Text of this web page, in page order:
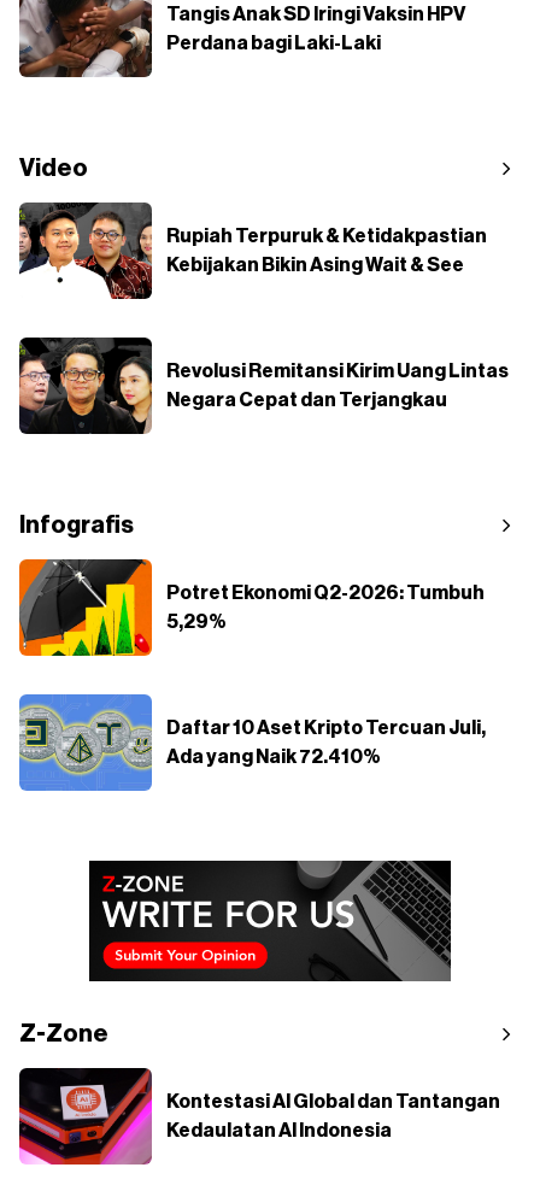
Tangis Anak SD Iringi Vaksin HPV
Perdana bagi Laki-Laki
Video
Rupiah Terpuruk & Ketidakpastian
Kebijakan Bikin Asing Wait & See
Revolusi Remitansi Kirim Uang Lintas
Negara Cepat dan Terjangkau
Infografis
Potret Ekonomi Q2-2026: Tumbuh
5,29%
Daftar 10 Aset Kripto Tercuan Juli,
Ada yang Naik 72.410%
Z-Zone
Kontestasi AI Global dan Tantangan
Kedaulatan AI Indonesia